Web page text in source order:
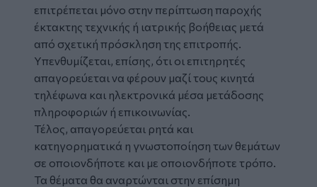
επιτρέπεται μόνο στην περίπτωση παροχής
έκτακτης τεχνικής ή ιατρικής βοήθειας μετά
από σχετική πρόσκληση της επιτροπής.
Υπενθυμίζεται, επίσης, ότι οι επιτηρητές
απαγορεύεται να φέρουν μαζί τους κινητά
τηλέφωνα και ηλεκτρονικά μέσα μετάδοσης
πληροφοριών ή επικοινωνίας.
Τέλος, απαγορεύεται ρητά και
κατηγορηματικά η γνωστοποίηση των θεμάτων
σε οποιονδήποτε και με οποιονδήποτε τρόπο.
Τα θέματα θα αναρτώνται στην επίσημη